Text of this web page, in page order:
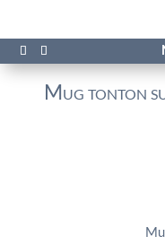
Mug tonton